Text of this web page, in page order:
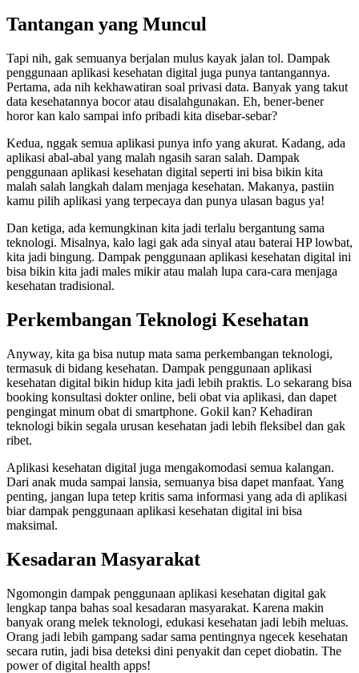
Tantangan yang Muncul
Tapi nih, gak semuanya berjalan mulus kayak jalan tol. Dampak
penggunaan aplikasi kesehatan digital juga punya tantangannya.
Pertama, ada nih kekhawatiran soal privasi data. Banyak yang takut
data kesehatannya bocor atau disalahgunakan. Eh, bener-bener
horor kan kalo sampai info pribadi kita disebar-sebar?
Kedua, nggak semua aplikasi punya info yang akurat. Kadang, ada
aplikasi abal-abal yang malah ngasih saran salah. Dampak
penggunaan aplikasi kesehatan digital seperti ini bisa bikin kita
malah salah langkah dalam menjaga kesehatan. Makanya, pastiin
kamu pilih aplikasi yang terpecaya dan punya ulasan bagus ya!
Dan ketiga, ada kemungkinan kita jadi terlalu bergantung sama
teknologi. Misalnya, kalo lagi gak ada sinyal atau baterai HP lowbat,
kita jadi bingung. Dampak penggunaan aplikasi kesehatan digital ini
bisa bikin kita jadi males mikir atau malah lupa cara-cara menjaga
kesehatan tradisional.
Perkembangan Teknologi Kesehatan
Anyway, kita ga bisa nutup mata sama perkembangan teknologi,
termasuk di bidang kesehatan. Dampak penggunaan aplikasi
kesehatan digital bikin hidup kita jadi lebih praktis. Lo sekarang bisa
booking konsultasi dokter online, beli obat via aplikasi, dan dapet
pengingat minum obat di smartphone. Gokil kan? Kehadiran
teknologi bikin segala urusan kesehatan jadi lebih fleksibel dan gak
ribet.
Aplikasi kesehatan digital juga mengakomodasi semua kalangan.
Dari anak muda sampai lansia, semuanya bisa dapet manfaat. Yang
penting, jangan lupa tetep kritis sama informasi yang ada di aplikasi
biar dampak penggunaan aplikasi kesehatan digital ini bisa
maksimal.
Kesadaran Masyarakat
Ngomongin dampak penggunaan aplikasi kesehatan digital gak
lengkap tanpa bahas soal kesadaran masyarakat. Karena makin
banyak orang melek teknologi, edukasi kesehatan jadi lebih meluas.
Orang jadi lebih gampang sadar sama pentingnya ngecek kesehatan
secara rutin, jadi bisa deteksi dini penyakit dan cepet diobatin. The
power of digital health apps!